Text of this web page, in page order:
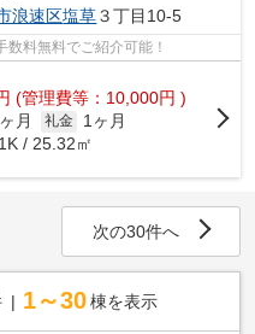
浪速区塩草３丁目10-5
料無料でご紹介可能！
(管理費等：10,000円 )
月 礼金
1ヶ月
/ 25.32㎡
次の30件へ
1～30 棟を表示